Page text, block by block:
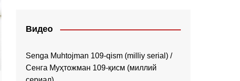
Видео
Senga Muhtojman 109-qism (milliy serial) /
Сенга Муҳтожман 109-қисм (миллий